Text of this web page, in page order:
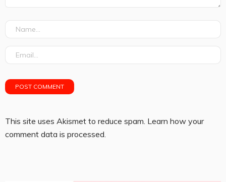
This site uses Akismet to reduce spam. Learn how your
comment data is processed.